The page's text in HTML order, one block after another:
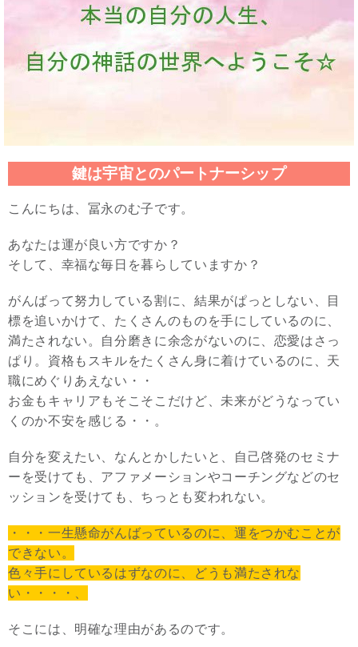
鍵は宇宙とのパートナーシップ
こんにちは、冨永のむ子です。
あなたは運が良い方ですか？
そして、幸福な毎日を暮らしていますか？
がんばって努力している割に、結果がぱっとしない、目
標を追いかけて、たくさんのものを手にしているのに、
満たされない。自分磨きに余念がないのに、恋愛はさっ
ぱり。資格もスキルをたくさん身に着けているのに、天
職にめぐりあえない・・
お金もキャリアもそこそこだけど、未来がどうなってい
くのか不安を感じる・・。
自分を変えたい、なんとかしたいと、自己啓発のセミナ
ーを受けても、アファメーションやコーチングなどのセ
ッションを受けても、ちっとも変われない。
・・・一生懸命がんばっているのに、運をつかむことが
できない。
色々手にしているはずなのに、どうも満たされな
い・・・・、
そこには、明確な理由があるのです。